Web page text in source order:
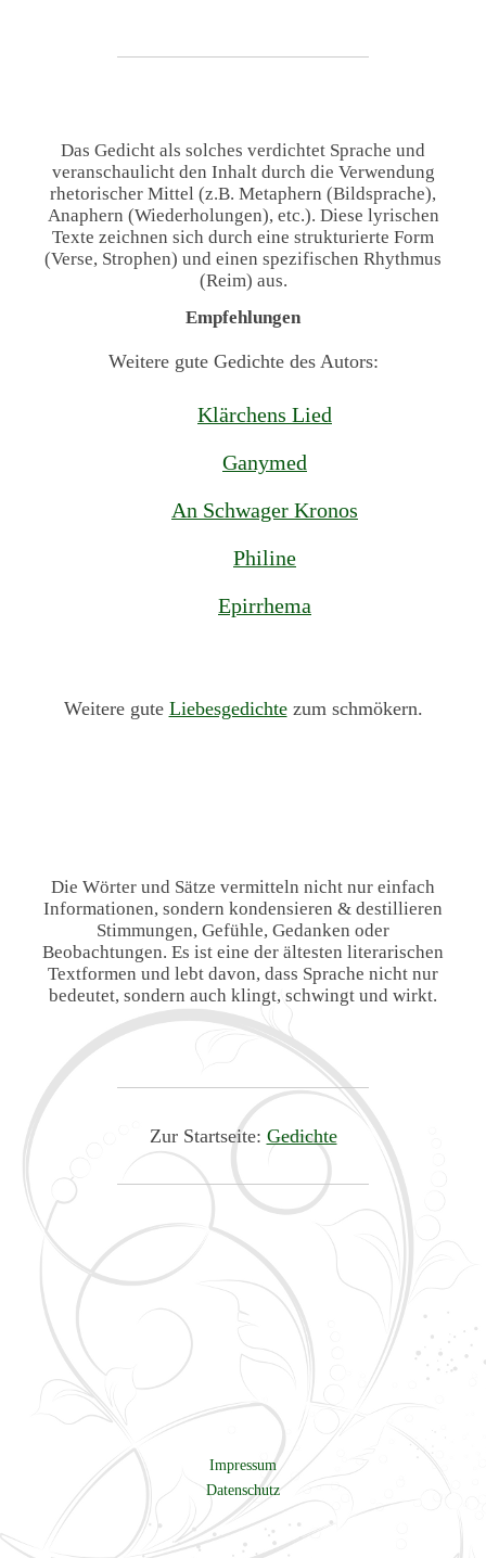
Das Gedicht als solches verdichtet Sprache und
veranschaulicht den Inhalt durch die Verwendung
rhetorischer Mittel (z.B. Metaphern (Bildsprache),
Anaphern (Wiederholungen), etc.). Diese lyrischen
Texte zeichnen sich durch eine strukturierte Form
(Verse, Strophen) und einen spezifischen Rhythmus
(Reim) aus.
Empfehlungen
Weitere gute Gedichte des Autors:
Klärchens Lied
Ganymed
An Schwager Kronos
Philine
Epirrhema
Weitere gute Liebesgedichtezum schmökern.
Die Wörter und Sätze vermitteln nicht nur einfach
Informationen, sondern kondensieren & destillieren
Stimmungen, Gefühle, Gedanken oder
Beobachtungen. Es ist eine der ältesten literarischen
Textformen und lebt davon, dass Sprache nicht nur
bedeutet, sondern auch klingt, schwingt und wirkt.
Zur Startseite: Gedichte
Impressum
Datenschutz